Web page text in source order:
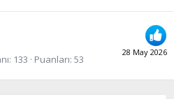
28 May 2026
133 Puanları 53